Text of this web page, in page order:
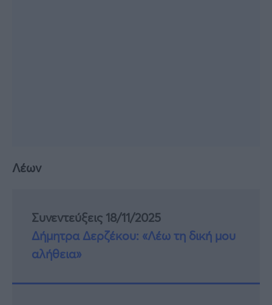
Λέων
Συνεντεύξεις 18/11/2025
Δήμητρα Δερζέκου: «Λέω τη δική μου
αλήθεια»